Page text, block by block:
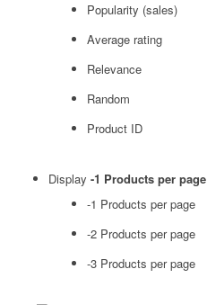
Popularity (sales)
Average rating
Relevance
Random
Product ID
Display -1 Products per page
-1 Products per page
-2 Products per page
-3 Products per page